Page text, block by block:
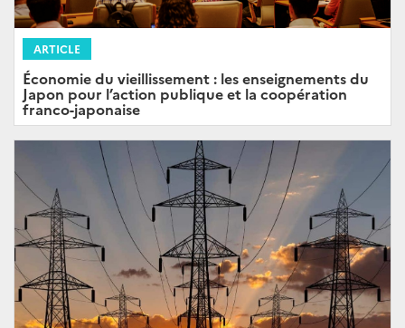
ARTICLE
Économie du vieillissement : les enseignements du
Japon pour l’action publique et la coopération
franco-japonaise